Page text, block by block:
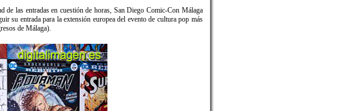
las entradas en cuestión de horas, San Diego Comic-Con Málaga
su entrada para la extensión europea del evento de cultura pop más
de Málaga).